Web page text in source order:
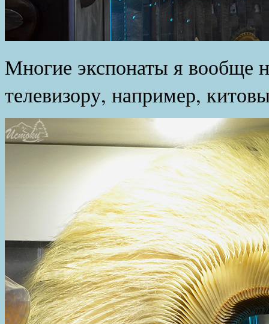
Многие экспонаты я вообще
телевизору, например,